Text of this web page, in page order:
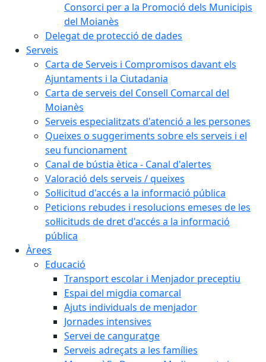
Consorci per a la Promoció dels Municipis
del Moianès
Delegat de protecció de dades
Serveis
Carta de Serveis i Compromisos davant els
Ajuntaments i la Ciutadania
Carta de serveis del Consell Comarcal del
Moianès
Serveis especialitzats d'atenció a les persones
Queixes o suggeriments sobre els serveis i el
seu funcionament
Canal de bústia ètica - Canal d'alertes
Valoració dels serveis / queixes
Sol·licitud d'accés a la informació pública
Peticions rebudes i resolucions emeses de les
sol·licituds de dret d'accés a la informació
pública
Àrees
Educació
Transport escolar i Menjador preceptiu
Espai del migdia comarcal
Ajuts individuals de menjador
Jornades intensives
Servei de canguratge
Serveis adreçats a les famílies